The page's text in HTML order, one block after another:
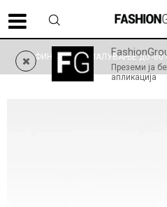
Преземи ја
апликација
ФИНАЛНО НАМАЛУВАЊЕ до -60% |